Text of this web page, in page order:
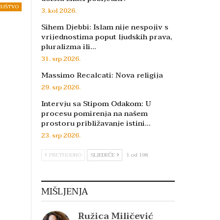
3. kol 2026.
Sihem Djebbi: Islam nije nespojiv s
vrijednostima poput ljudskih prava,
pluralizma ili…
31. srp 2026.
Massimo Recalcati: Nova religija
29. srp 2026.
Intervju sa Stipom Odakom: U
procesu pomirenja na našem
prostoru približavanje istini…
23. srp 2026.
PRETHODNO SLJEDEĆE 1 od 198
MIŠLJENJA
Ružica Miličević